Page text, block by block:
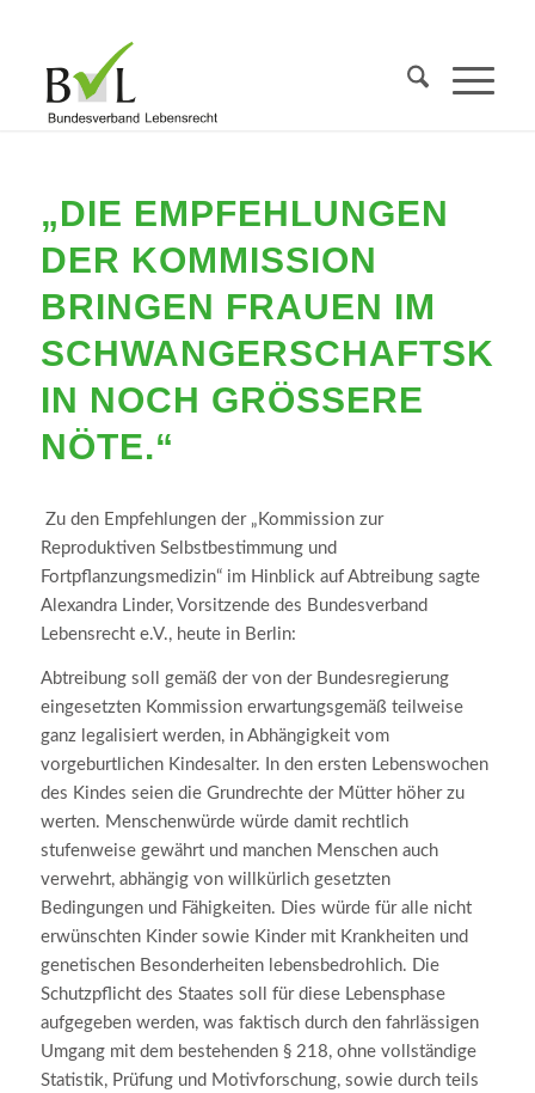
„DIE EMPFEHLUNGEN
DER KOMMISSION
BRINGEN FRAUEN IM
IN NOCH GRÖSSERE N
ÖTE.“
Zu den Empfehlungen der „Kommission zur
Reproduktiven Selbstbestimmung und
Fortpflanzungsmedizin“ im Hinblick auf Abtreibung sagte
Alexandra Linder, Vorsitzende des Bundesverband
Lebensrecht e.V., heute in Berlin:
Abtreibung soll gemäß der von der Bundesregierung
eingesetzten Kommission erwartungsgemäß teilweise
ganz legalisiert werden, in Abhängigkeit vom
vorgeburtlichen Kindesalter. In den ersten Lebenswochen
des Kindes seien die Grundrechte der Mütter höher zu
werten. Menschenwürde würde damit rechtlich
stufenweise gewährt und manchen Menschen auch
verwehrt, abhängig von willkürlich gesetzten
Bedingungen und Fähigkeiten. Dies würde für alle nicht
erwünschten Kinder sowie Kinder mit Krankheiten und
genetischen Besonderheiten lebensbedrohlich. Die
Schutzpflicht des Staates soll für diese Lebensphase
aufgegeben werden, was faktisch durch den fahrlässigen
Umgang mit dem bestehenden § 218, ohne vollständige
Statistik, Prüfung und Motivforschung, sowie durch teils